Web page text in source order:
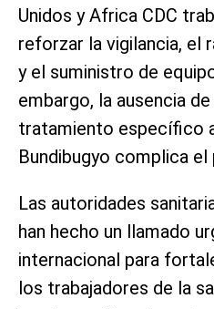
Unidos y Africa CDC
reforzar la vigilancia, el
y el suministro de
embargo, la ausencia
tratamiento específico
Bundibugyo complica el
Las autoridades
han hecho un llamado
internacional para
los trabajadores de la